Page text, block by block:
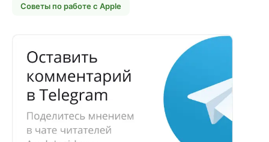
Советы по работе с Apple